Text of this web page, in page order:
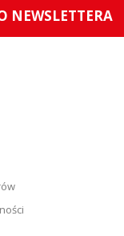
NEWSLETTERA